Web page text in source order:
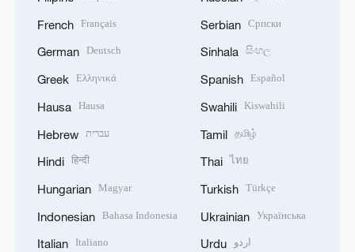
French Français
German Deutsch
Greek Ελληνικά
Hausa Hausa
Hebrew עברית
Hindi हिन्दी
Hungarian Magyar
Indonesian Bahasa Indonesia
Italian Italiano
Serbian Српски
Sinhala සිංහල
Spanish Español
Swahili Kiswahili
Tamil தமிழ்
Thai ไทย
Turkish Türkçe
Ukrainian Українська
Urdu اردو